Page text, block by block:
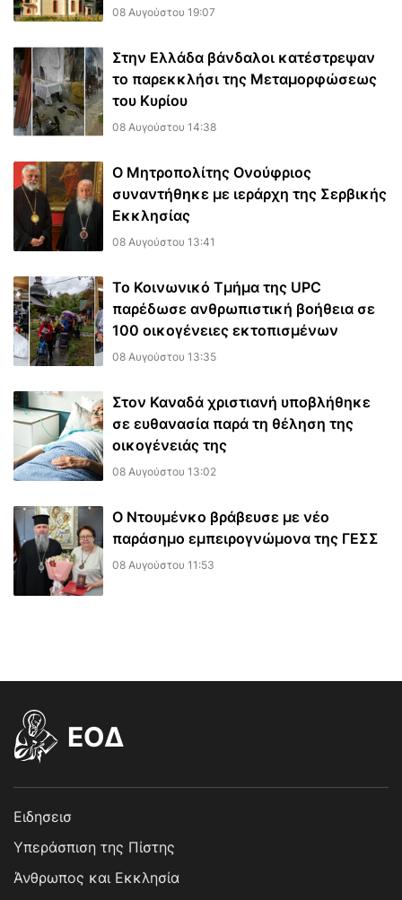
08 Αυγούστου 19:07
Στην Ελλάδα βάνδαλοι κατέστρεψαν
το παρεκκλήσι της Μεταμορφώσεως
του Κυρίου
08 Αυγούστου 14:38
Ο Μητροπολίτης Ονούφριος
συναντήθηκε με ιεράρχη της Σερβικής
Εκκλησίας
08 Αυγούστου 13:41
Το Κοινωνικό Τμήμα της UPC
παρέδωσε ανθρωπιστική βοήθεια σε
100 οικογένειες εκτοπισμένων
08 Αυγούστου 13:35
Στον Καναδά χριστιανή υποβλήθηκε
σε ευθανασία παρά τη θέληση της
οικογένειάς της
08 Αυγούστου 13:02
Ο Ντουμένκο βράβευσε με νέο
παράσημο εμπειρογνώμονα της ΓΕΣΣ
08 Αυγούστου 11:53
EOΔ
Ειδησεισ
Υπεράσπιση της Πίστης
Άνθρωπος και Εκκλησία